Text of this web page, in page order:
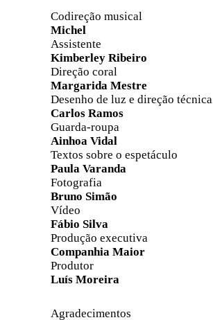
Codireção musical
Michel
Assistente
Kimberley Ribeiro
Direção coral
Margarida Mestre
Desenho de luz e direção técnica
Carlos Ramos
Guarda-roupa
Ainhoa Vidal
Textos sobre o espetáculo
Paula Varanda
Fotografia
Bruno Simão
Vídeo
Fábio Silva
Produção executiva
Companhia Maior
Produtor
Luís Moreira
Agradecimentos